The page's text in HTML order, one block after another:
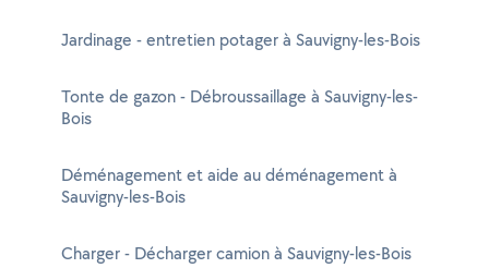
Jardinage - entretien potager à Sauvigny-les-Bois
Tonte de gazon - Débroussaillage à Sauvigny-les-
Bois
Déménagement et aide au déménagement à
Sauvigny-les-Bois
Charger - Décharger camion à Sauvigny-les-Bois